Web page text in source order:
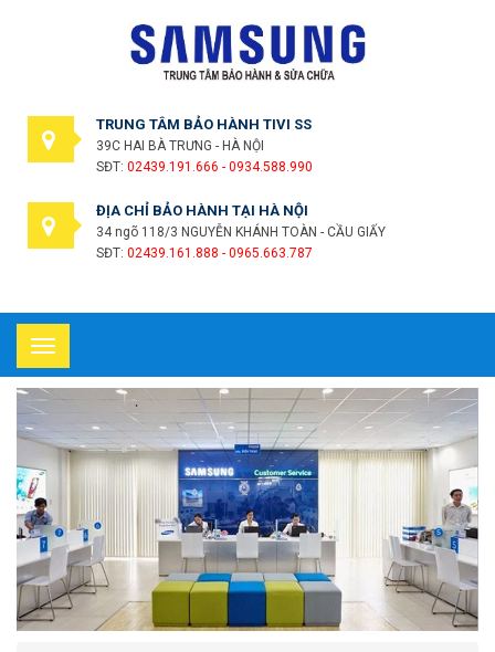
TRUNG TÂM BẢO HÀNH TIVI SS
39C HAI BÀ TRƯNG - HÀ NỘI
SĐT: 02439.191.666 - 0934.588.990
ĐỊA CHỈ BẢO HÀNH TẠI HÀ NỘI
34 ngõ 118/3 NGUYỄN KHÁNH TOÀN - CẦU GIẤY
SĐT: 02439.161.888 - 0965.663.787
Toggle
navigation